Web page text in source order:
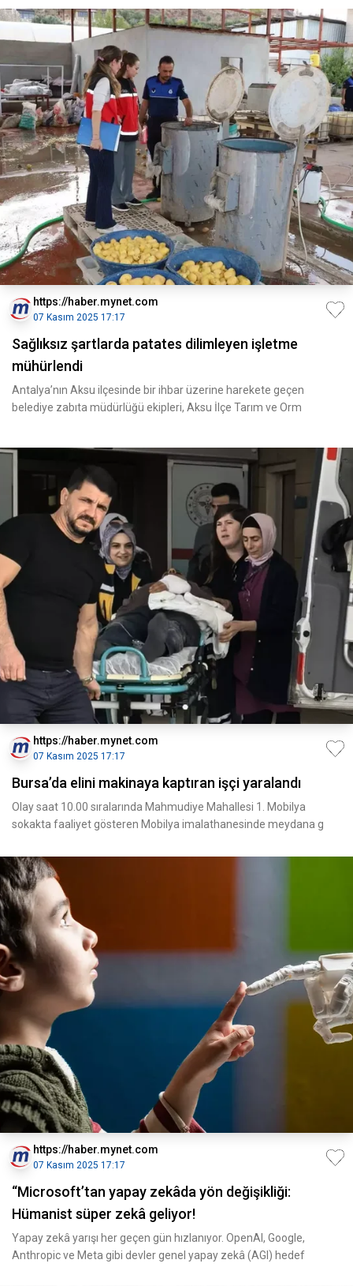
https://haber.mynet.com
07 Kasım 2025 17:17
Sağlıksız şartlarda patates dilimleyen işletme
mühürlendi
Antalya’nın Aksu ilçesinde bir ihbar üzerine harekete geçen
belediye zabıta müdürlüğü ekipleri, Aksu İlçe Tarım ve Orm
https://haber.mynet.com
07 Kasım 2025 17:17
Bursa’da elini makinaya kaptıran işçi yaralandı
Olay saat 10.00 sıralarında Mahmudiye Mahallesi 1. Mobilya
sokakta faaliyet gösteren Mobilya imalathanesinde meydana g
https://haber.mynet.com
07 Kasım 2025 17:17
“Microsoft’tan yapay zekâda yön değişikliği:
Hümanist süper zekâ geliyor!
Yapay zekâ yarışı her geçen gün hızlanıyor. OpenAI, Google,
Anthropic ve Meta gibi devler genel yapay zekâ (AGI) hedef